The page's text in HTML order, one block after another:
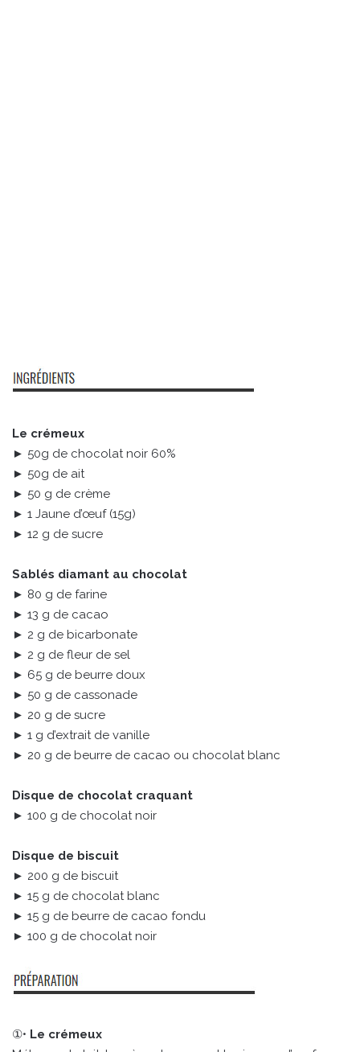
Le crémeux
► 50g de chocolat noir 60%
► 50g de ait
► 50 g de crème
► 1 Jaune d’œuf (15g)
► 12 g de sucre
Sablés diamant au chocolat
► 80 g de farine
► 13 g de cacao
► 2 g de bicarbonate
► 2 g de fleur de sel
► 65 g de beurre doux
► 50 g de cassonade
► 20 g de sucre
► 1 g d’extrait de vanille
► 20 g de beurre de cacao ou chocolat blanc
Disque de chocolat craquant
► 100 g de chocolat noir
Disque de biscuit
► 200 g de biscuit
► 15 g de chocolat blanc
► 15 g de beurre de cacao fondu
► 100 g de chocolat noir
①• Le crémeux